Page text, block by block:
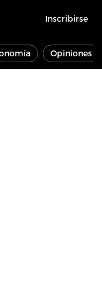
Inscribirse
Opiniones